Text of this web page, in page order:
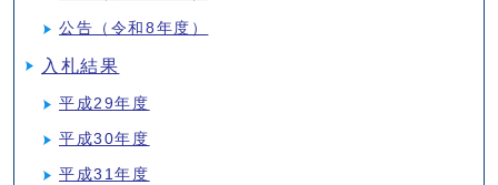
公告（令和8年度）
入札結果
平成29年度
平成30年度
平成31年度